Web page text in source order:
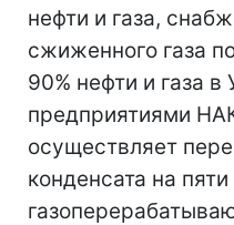
нефти и газа,
сжиженного газа
90% нефти и газа
предприятиями
осуществляет
конденсата на пяти